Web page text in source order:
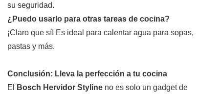
su seguridad.
¿Puedo usarlo para otras tareas de cocina?
¡Claro que sí! Es ideal para calentar agua para sopas,
pastas y más.
Conclusión: Lleva la perfección a tu cocina
El
Bosch Hervidor Styline no es solo un gadget de